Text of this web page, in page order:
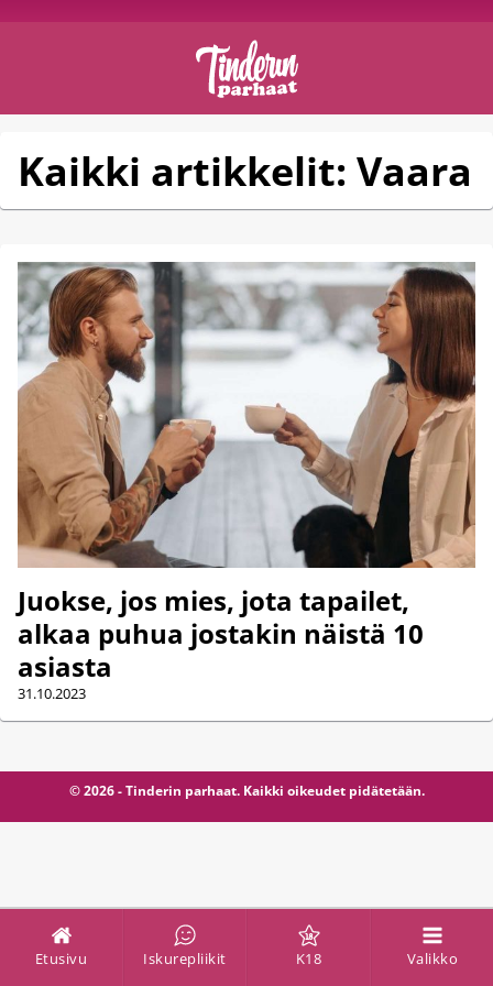
Etusivu Iskurepliikit K18 Valikko
Kaikki artikkelit: Vaara
Juokse, jos mies, jota tapailet,
alkaa puhua jostakin näistä 10
asiasta
31.10.2023
© 2026 - Tinderin parhaat. Kaikki oikeudet pidätetään.